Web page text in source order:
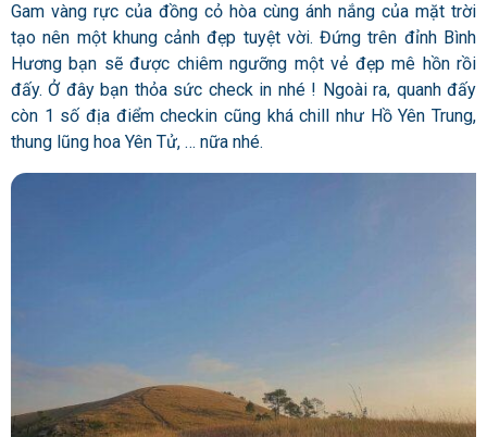
Gam vàng rực của đồng cỏ hòa cùng ánh nắng của mặt trời
tạo nên một khung cảnh đẹp tuyệt vời. Đứng trên đỉnh Bình
Hương bạn sẽ được chiêm ngưỡng một vẻ đẹp mê hồn rồi
đấy. Ở đây bạn thỏa sức check in nhé ! Ngoài ra, quanh đấy
còn 1 số địa điểm checkin cũng khá chill như Hồ Yên Trung,
thung lũng hoa Yên Tử, … nữa nhé.